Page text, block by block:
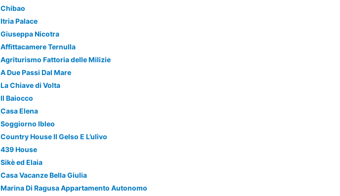
Chibao
Itria Palace
Giuseppa Nicotra
Affittacamere Ternulla
Agriturismo Fattoria delle Milizie
A Due Passi Dal Mare
La Chiave di Volta
Il Baiocco
Casa Elena
Soggiorno Ibleo
Country House Il Gelso E L’ulivo
439 House
Sikè ed Elaia
Casa Vacanze Bella Giulia
Marina Di Ragusa Appartamento Autonomo